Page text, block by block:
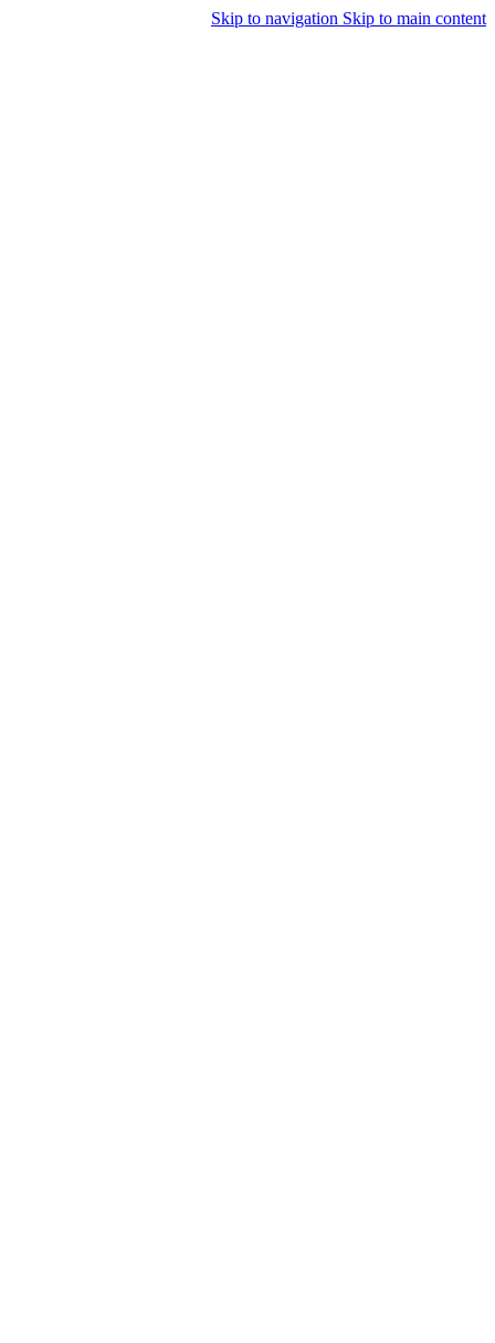
Skip to navigation Skip to main content